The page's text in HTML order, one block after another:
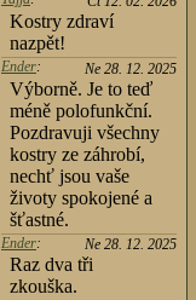
Kostry zdraví
nazpět!
Ne 28. 12. 2025
Ender:
Výborně. Je to teď
méně polofunkční.
Pozdravuji všechny
kostry ze záhrobí,
nechť jsou vaše
životy spokojené a
šťastné.
Ne 28. 12. 2025
Ender:
Raz dva tři
zkouška.